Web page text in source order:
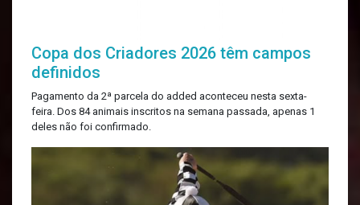
Copa dos Criadores 2026 têm campos
definidos
Pagamento da 2ª parcela do added aconteceu nesta sexta-
feira. Dos 84 animais inscritos na semana passada, apenas 1
deles não foi confirmado.